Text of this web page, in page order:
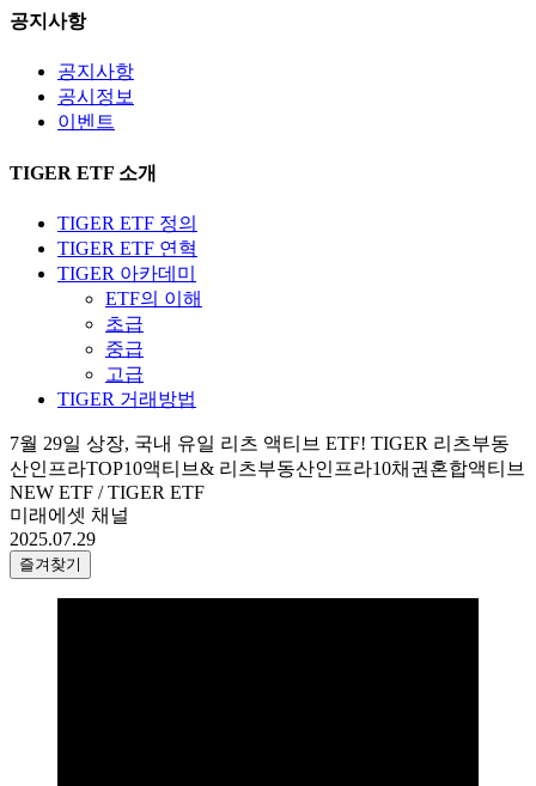
공지사항
공지사항
공시정보
이벤트
TIGER ETF 소개
TIGER ETF 정의
TIGER ETF 연혁
TIGER 아카데미
ETF의 이해
초급
중급
고급
TIGER 거래방법
7월 29일 상장, 국내 유일 리츠 액티브 ETF! TIGER 리츠부동
산인프라TOP10액티브& 리츠부동산인프라10채권혼합액티브
NEW ETF / TIGER ETF
미래에셋 채널
2025.07.29
즐겨찾기